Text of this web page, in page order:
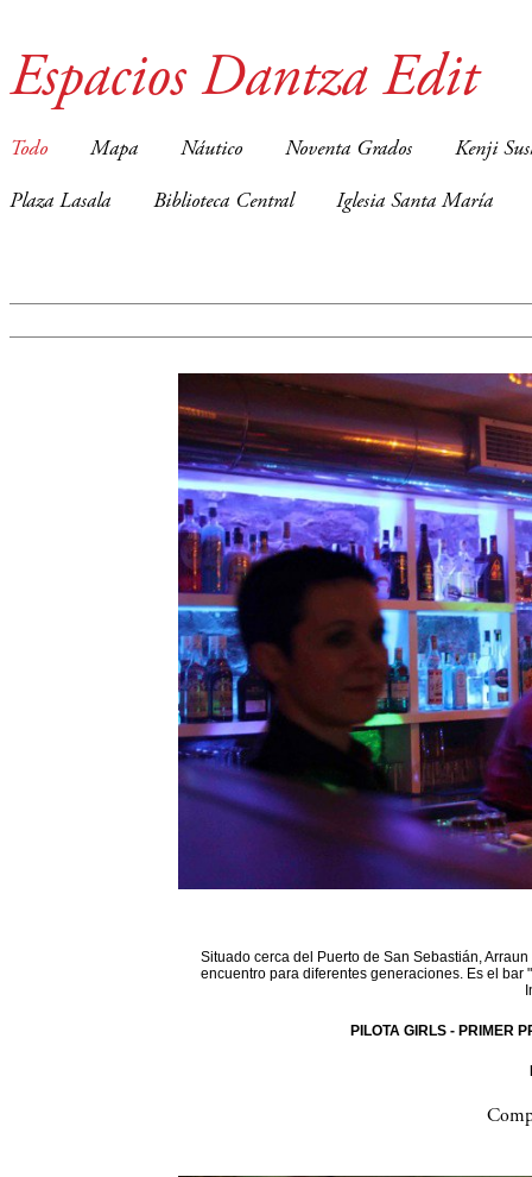
Espacios Dantza Edit
Todo Mapa Náutico Noventa Grados Kenji
Plaza Lasala Biblioteca Central Iglesia Santa María
Situado cerca del Puerto de San Sebastián,
encuentro para diferentes generaciones. Es el
PILOTA GIRLS - PRIMER